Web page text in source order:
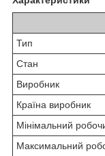
Тип
Стан
Виробник
Країна виробник
Мінімальний
Максимальний